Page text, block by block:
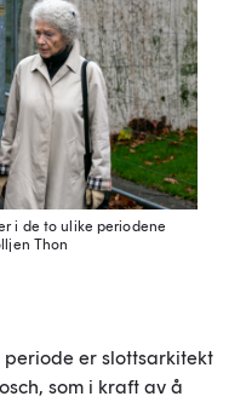
i de to ulike periodene
Thon
periode er slottsarkitekt
som i kraft av å